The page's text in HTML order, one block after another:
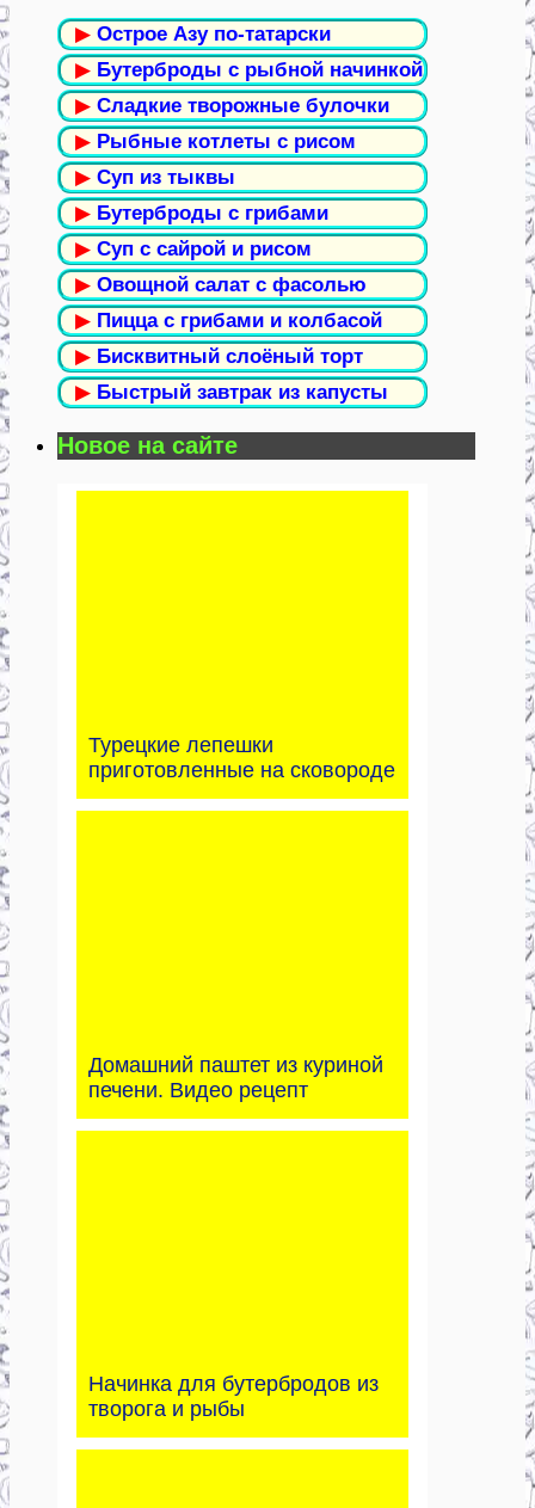
▶ Острое Азу по-татарски
▶ Бутерброды с рыбной начинкой
▶ Сладкие творожные булочки
▶ Рыбные котлеты с рисом
▶ Суп из тыквы
▶ Бутерброды с грибами
▶ Суп с сайрой и рисом
▶ Овощной салат с фасолью
▶ Пицца с грибами и колбасой
▶ Бисквитный слоёный торт
▶ Быстрый завтрак из капусты
Новое на сайте
Турецкие лепешки
приготовленные на сковороде
Домашний паштет из куриной
печени. Видео рецепт
Начинка для бутербродов из
творога и рыбы